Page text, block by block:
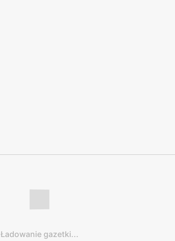
Ładowanie gazetki...